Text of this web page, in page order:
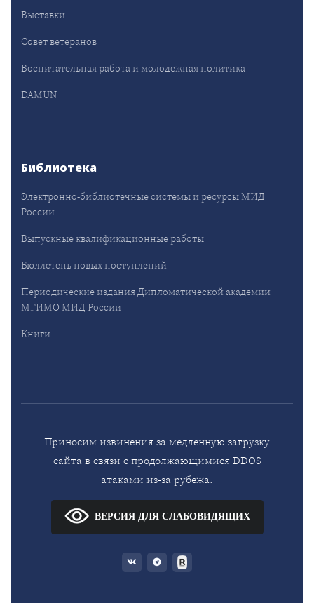
Выставки
Совет ветеранов
Воспитательная работа и молодёжная политика
DAMUN
Библиотека
Электронно-библиотечные системы и ресурсы МИД
России
Выпускные квалификационные работы
Бюллетень новых поступлений
Периодические издания Дипломатической академии
МГИМО МИД России
Книги
Приносим извинения за медленную загрузку
сайта в связи с продолжающимися DDOS
атаками из-за рубежа.
ВЕРСИЯ ДЛЯ СЛАБОВИДЯЩИХ